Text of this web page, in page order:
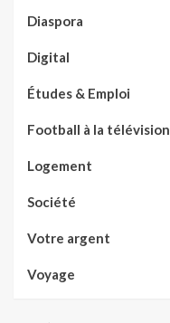
Diaspora
Digital
Études & Emploi
Football à la télévision
Logement
Société
Votre argent
Voyage